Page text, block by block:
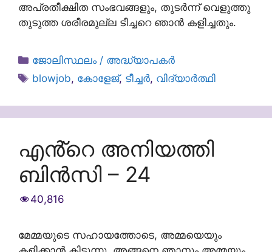
അപ്രതീക്ഷിത സംഭവങ്ങളും, തുടർന്ന് വെളുത്തു
തുടുത്ത ശരീരമുല്ല ടീച്ചറെ ഞാൻ കളിച്ചതും.
Categories
ജോലിസ്ഥലം / അദ്ധ്യാപകർ
Tags
blowjob, കോളേജ്, ടീച്ചർ, വിദ്യാർത്ഥി
എൻ്റെ അനിയത്തി
ബിൻസി – 24
40,816
മേമ്മയുടെ സഹായത്തോടെ, അമ്മയെയും